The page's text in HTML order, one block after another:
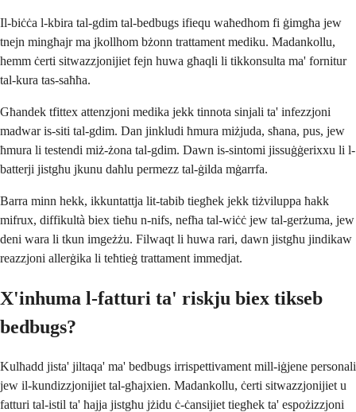
Il-biċċa l-kbira tal-gdim tal-bedbugs ifiequ waħedhom fi ġimgħa jew
tnejn mingħajr ma jkollhom bżonn trattament mediku. Madankollu,
hemm ċerti sitwazzjonijiet fejn huwa għaqli li tikkonsulta ma' fornitur
tal-kura tas-saħħa.
Għandek tfittex attenzjoni medika jekk tinnota sinjali ta' infezzjoni
madwar is-siti tal-gdim. Dan jinkludi ħmura miżjuda, sħana, pus, jew
ħmura li testendi miż-żona tal-gdim. Dawn is-sintomi jissuġġerixxu li l-
batterji jistgħu jkunu daħlu permezz tal-ġilda mġarrfa.
Barra minn hekk, ikkuntattja lit-tabib tiegħek jekk tiżviluppa ħakk
mifrux, diffikultà biex tieħu n-nifs, nefħa tal-wiċċ jew tal-gerżuma, jew
deni wara li tkun imgeżżu. Filwaqt li huwa rari, dawn jistgħu jindikaw
reazzjoni allerġika li teħtieġ trattament immedjat.
X'inhuma l-fatturi ta' riskju biex tikseb
bedbugs?
Kulħadd jista' jiltaqa' ma' bedbugs irrispettivament mill-iġjene personali
jew il-kundizzjonijiet tal-għajxien. Madankollu, ċerti sitwazzjonijiet u
fatturi tal-istil ta' ħajja jistgħu jżidu ċ-ċansijiet tiegħek ta' espożizzjoni